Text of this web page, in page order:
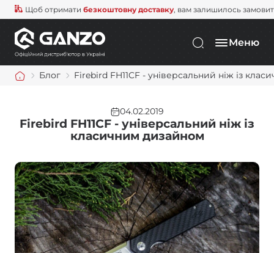
Щоб отримати безкоштовну доставку, вам залишилось
Меню
Блог Firebird FH11CF - універсальний ніж із
04.02.2019
Firebird FH11CF - універсальний ніж із
класичним дизайном